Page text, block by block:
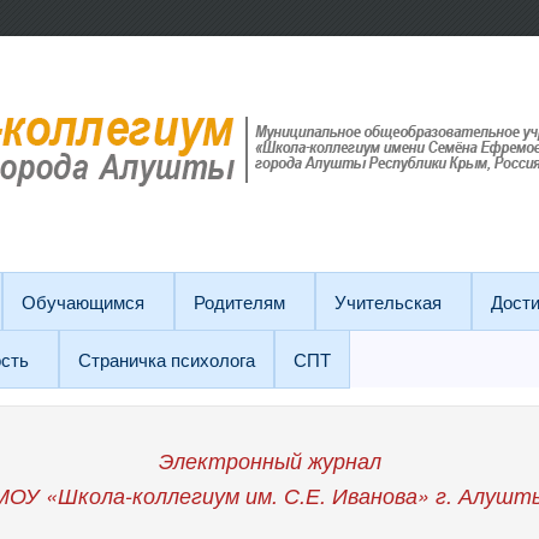
Обучающимся Родителям Учительская
Страничка психолога СПТ
Электронный журнал
«Школа-коллегиум им. С.Е. Иванова» г.